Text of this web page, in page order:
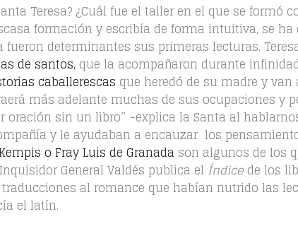
Teresa? ¿Cuál fue el taller en el que se formó
formación y escribía de forma intuitiva, se
determinantes sus primeras lecturas.
de santos, que la acompañaron durante
caballerescas que heredó de su madre y
más adelante muchas de sus ocupaciones y
oración sin un libro” −explica la Santa al
y le ayudaban a encauzar los
o Fray Luis de Granada son algunos de los
General Valdés publica el Índice de los
al romance que habían nutrido las
el latín.